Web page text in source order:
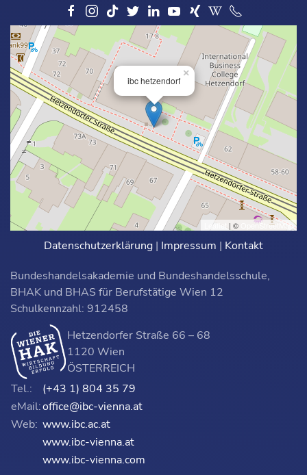
ibc hetzendorf
×
Leaflet | © OpenStreetMap
Datenschutzerklärung | Impressum | Kontakt
Bundeshandelsakademie und Bundeshandelsschule,
BHAK und BHAS für Berufstätige Wien 12
Schulkennzahl: 912458
Hetzendorfer Straße 66 – 68
1120 Wien
ÖSTERREICH
Tel.:
(+43 1) 804 35 79
eMail:office@ibc-vienna.at
Web: www.ibc.ac.at
www.ibc-vienna.at
www.ibc-vienna.com